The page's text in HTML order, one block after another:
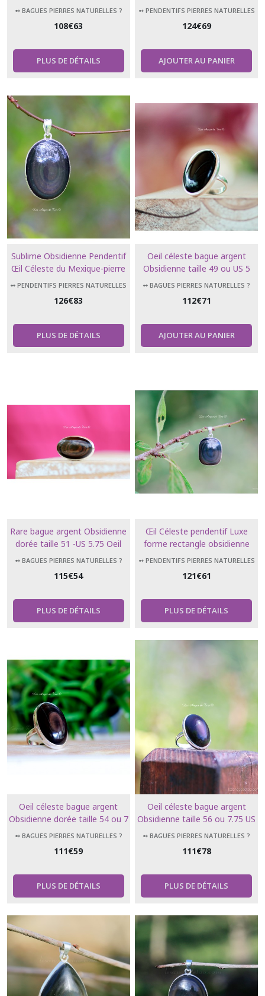
obsidienne
➻ BAGUES PIERRES NATURELLES ?
108€63
PLUS DE DÉTAILS
céleste Luxe
➻ PENDENTIFS PIERRES NATURELLES
124€69
AJOUTER AU PANIER
Sublime Obsidienne Pendentif
Œil Céleste du Mexique-pierre
de protection
➻ PENDENTIFS PIERRES NATURELLES
126€83
PLUS DE DÉTAILS
Oeil céleste bague argent
Obsidienne taille 49 ou US 5
➻ BAGUES PIERRES NATURELLES ?
112€71
AJOUTER AU PANIER
Rare bague argent Obsidienne
dorée taille 51 -US 5.75 Oeil
céleste
➻ BAGUES PIERRES NATURELLES ?
115€54
PLUS DE DÉTAILS
Œil Céleste pendentif Luxe
forme rectangle obsidienne
obsidian
➻ PENDENTIFS PIERRES NATURELLES
121€61
PLUS DE DÉTAILS
Oeil céleste bague argent
Obsidienne dorée taille 54 ou 7
US
➻ BAGUES PIERRES NATURELLES ?
111€59
PLUS DE DÉTAILS
Oeil céleste bague argent
Obsidienne taille 56 ou 7.75 US
➻ BAGUES PIERRES NATURELLES ?
111€78
PLUS DE DÉTAILS